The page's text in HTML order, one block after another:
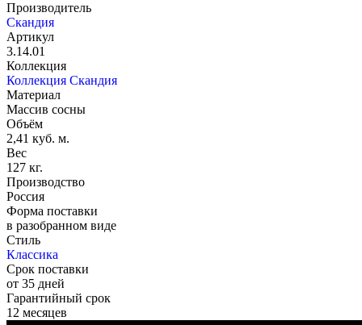
Производитель
Скандия
Артикул
3.14.01
Коллекция
Коллекция Скандия
Материал
Массив сосны
Объём
2,41 куб. м.
Вес
127 кг.
Производство
Россия
Форма поставки
в разобранном виде
Стиль
Классика
Срок поставки
от 35 дней
Гарантийный срок
12 месяцев